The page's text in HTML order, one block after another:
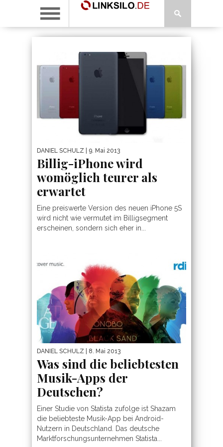
DANIEL SCHULZ | 9. Mai 2013
Billig-iPhone wird
womöglich teurer als
erwartet
Eine preiswerte Version des neuen iPhone 5S
wird nicht wie vermutet im Billigsegment
erscheinen, sondern sich eher in...
DANIEL SCHULZ | 8. Mai 2013
Was sind die beliebtesten
Musik-Apps der
Deutschen?
Einer Studie von Statista zufolge ist Shazam
die beliebteste Musik-App bei Android-
Nutzern in Deutschland. Das deutsche
Marktforschungsunternehmen Statista...